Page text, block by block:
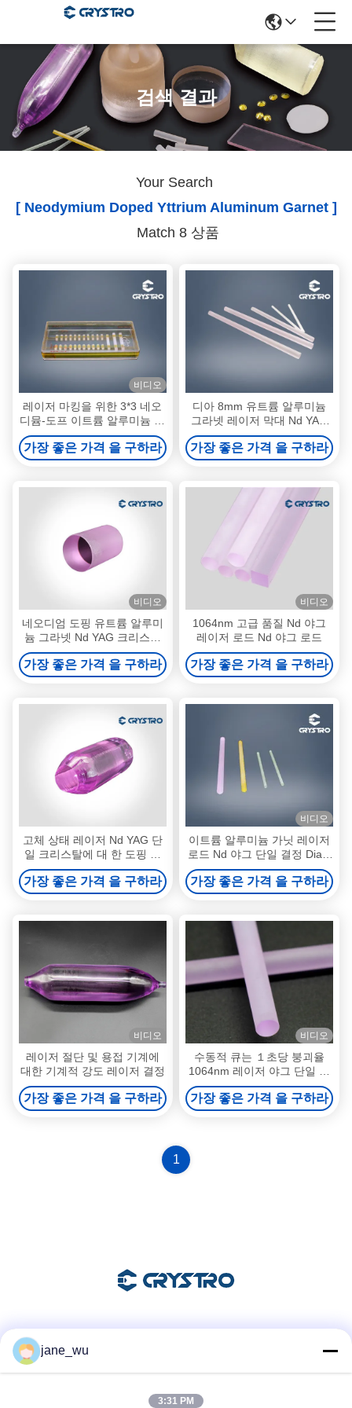
검색 결과
Your Search
[ Neodymium Doped Yttrium Aluminum Garnet ]
Match 8 상품
비디오
레이저 마킹을 위한 3*3 네오
디뮴-도프 이트륨 알루미늄 석
류석 디아그 크리스탈
가장 좋은 가격 을 구하라
디아 8mm 유트륨 알루미늄
그라넷 레이저 막대 Nd YAG
싱글 크리스탈
가장 좋은 가격 을 구하라
비디오
네오디엄 도핑 유트륨 알루미
늄 그라넷 Nd YAG 크리스탈
레이저 시스템
가장 좋은 가격 을 구하라
비디오
1064nm 고급 품질 Nd 야그
레이저 로드 Nd 야그 로드
가장 좋은 가격 을 구하라
고체 상태 레이저 Nd YAG 단
일 크리스탈에 대 한 도핑 유
트륨 알루미늄 자금
가장 좋은 가격 을 구하라
비디오
이트륨 알루미늄 가닛 레이저
로드 Nd 야그 단일 결정 Dia 8
밀리미터
가장 좋은 가격 을 구하라
비디오
레이저 절단 및 용접 기계에
대한 기계적 강도 레이저 결정
가장 좋은 가격 을 구하라
비디오
수동적 큐는 １초당 붕괴율
1064nm 레이저 야그 단일 결
정 3x3x5mm을 바꾸었습니다
가장 좋은 가격 을 구하라
1
jane_wu
3:31 PM